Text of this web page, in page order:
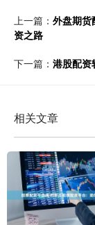
上一篇： 外盘期货
资之路
下一篇： 港股配资
相关文章